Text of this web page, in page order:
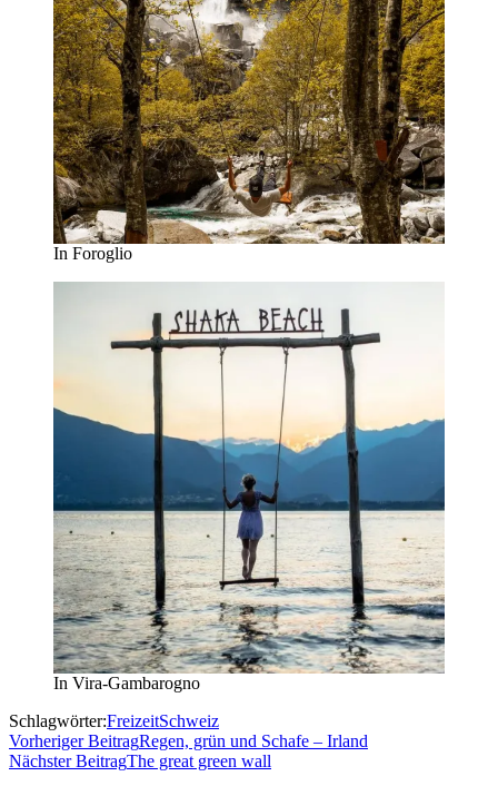
In Foroglio
In Vira-Gambarogno
Schlagwörter:FreizeitSchweiz
Vorheriger BeitragRegen, grün und Schafe – Irland
Nächster BeitragThe great green wall